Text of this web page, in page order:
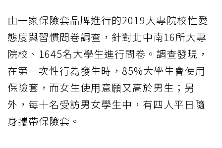
由一家保險套品牌進行的2019大專院校性愛
態度與習慣問卷調查，針對北中南16所大專
院校、1645名大學生進行問卷。調查發現，
在第一次性行為發生時，85%大學生會使用
保險套，而女生使用意願又高於男生；另
外，每十名受訪男女學生中，有四人平日隨
身攜帶保險套。